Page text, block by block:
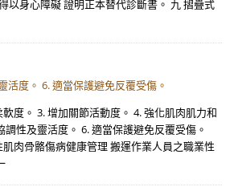
以身心障礙 證明正本替代診斷書。 九 摺疊式
活度。 6. 適當保護避免反覆受傷。
度。 3. 增加關節活動度。 4. 強化肌肉肌力和
性及靈活度。 6. 適當保護避免反覆受傷。
肉骨骼傷病健康管理 搬運作業人員之職業性